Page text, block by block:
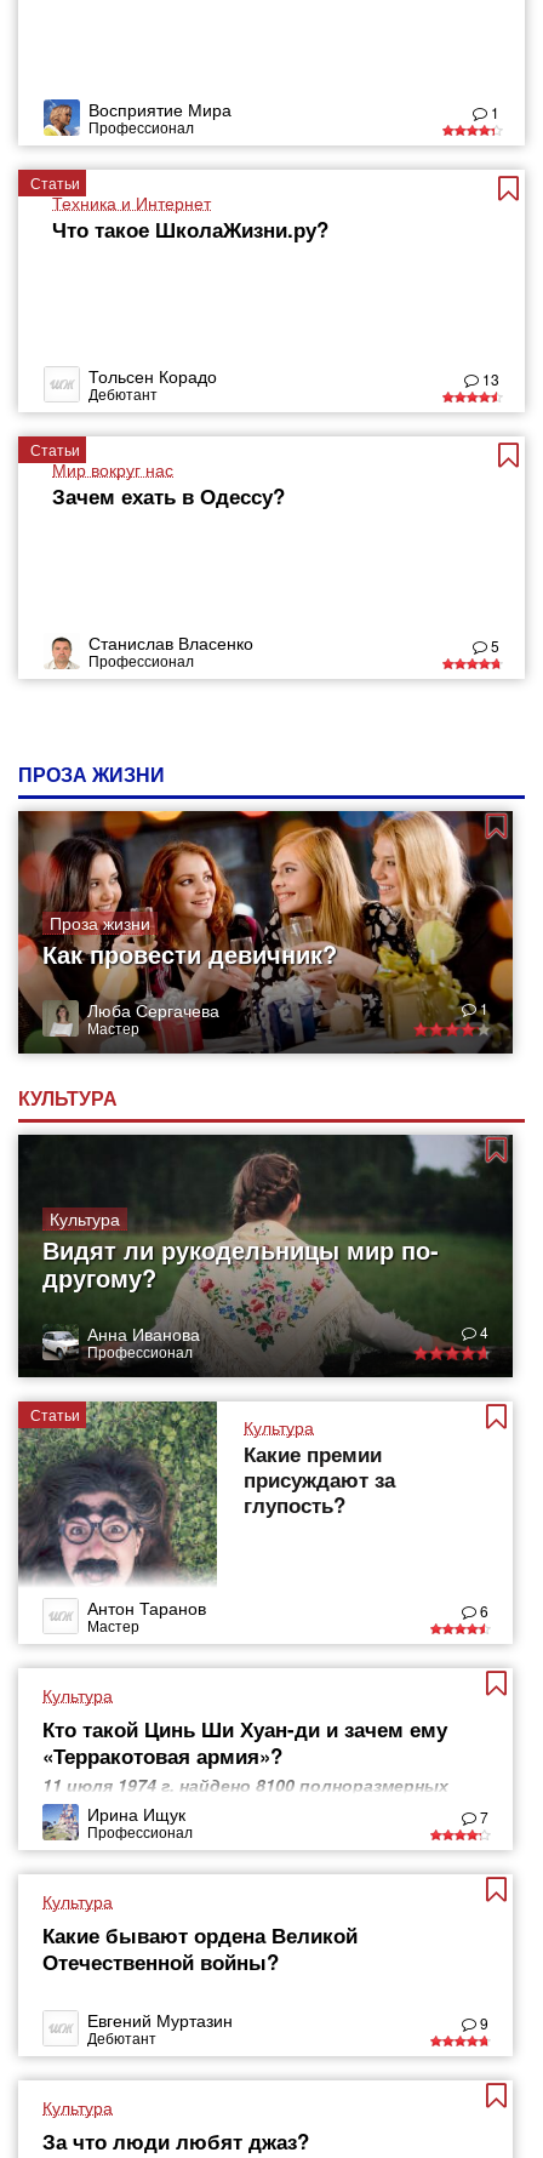
Восприятие Мира
Профессионал
1
Статьи
Техника и Интернет
Что такое ШколаЖизни.ру?
Тольсен Корадо
Дебютант
13
Статьи
Мир вокруг нас
Зачем ехать в Одессу?
Станислав Власенко
Профессионал
5
ПРОЗА ЖИЗНИ
Проза жизни
Как провести девичник?
Люба Сергачева
Мастер
1
КУЛЬТУРА
Культура
Видят ли рукодельницы мир по-
другому?
Анна Иванова
Профессионал
4
Статьи
Культура
Какие премии
присуждают за
глупость?
Антон Таранов
Мастер
6
Культура
Кто такой Цинь Ши Хуан-ди и зачем ему
«Терракотовая армия»?
11 июля 1974 г. найдено 8100 полноразмерных
статуй китайских воинов
Ирина Ищук
Профессионал
7
Культура
Какие бывают ордена Великой
Отечественной войны?
Евгений Муртазин
Дебютант
9
Культура
За что люди любят джаз?